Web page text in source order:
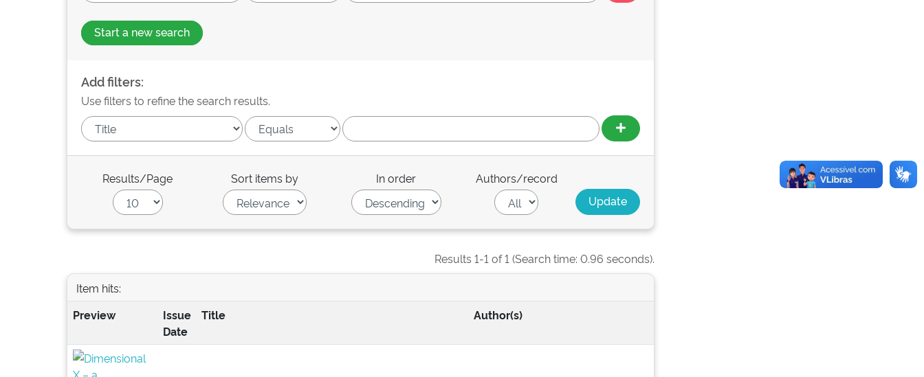
Start a new search
Add filters:
Use filters to refine the search results.
Results/Page Sort items by In order Authors/record
Results 1-1 of 1 (Search time: 0.96 seconds).
Item hits:
Preview
Issue
Date
Title Author(s)